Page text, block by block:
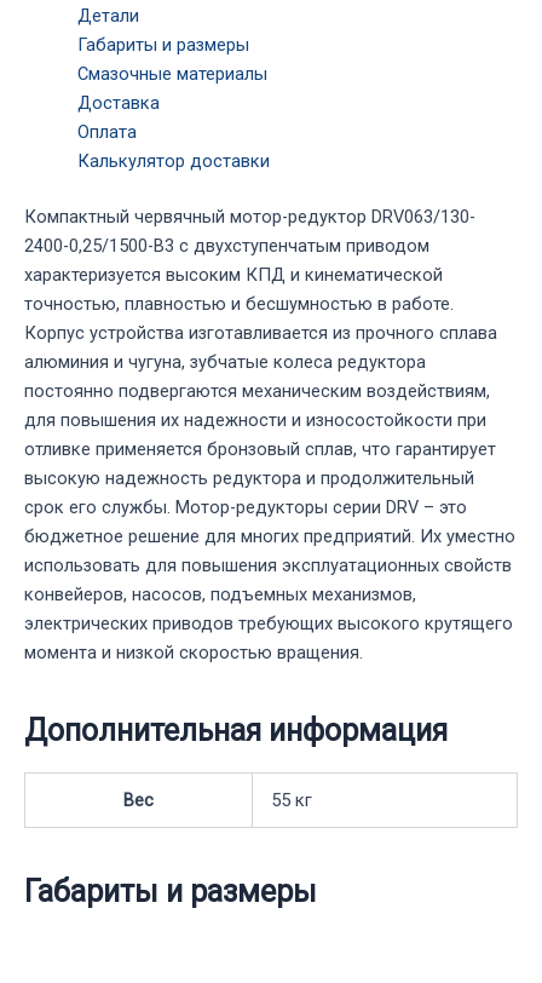
Детали
Габариты и размеры
Смазочные материалы
Доставка
Оплата
Калькулятор доставки
Компактный червячный мотор-редуктор DRV063/130-
2400-0,25/1500-В3 с двухступенчатым приводом
характеризуется высоким КПД и кинематической
точностью, плавностью и бесшумностью в работе.
Корпус устройства изготавливается из прочного сплава
алюминия и чугуна, зубчатые колеса редуктора
постоянно подвергаются механическим воздействиям,
для повышения их надежности и износостойкости при
отливке применяется бронзовый сплав, что гарантирует
высокую надежность редуктора и продолжительный
срок его службы. Мотор-редукторы серии DRV – это
бюджетное решение для многих предприятий. Их уместно
использовать для повышения эксплуатационных свойств
конвейеров, насосов, подъемных механизмов,
электрических приводов требующих высокого крутящего
момента и низкой скоростью вращения.
Дополнительная информация
Вес 55 кг
Габариты и размеры